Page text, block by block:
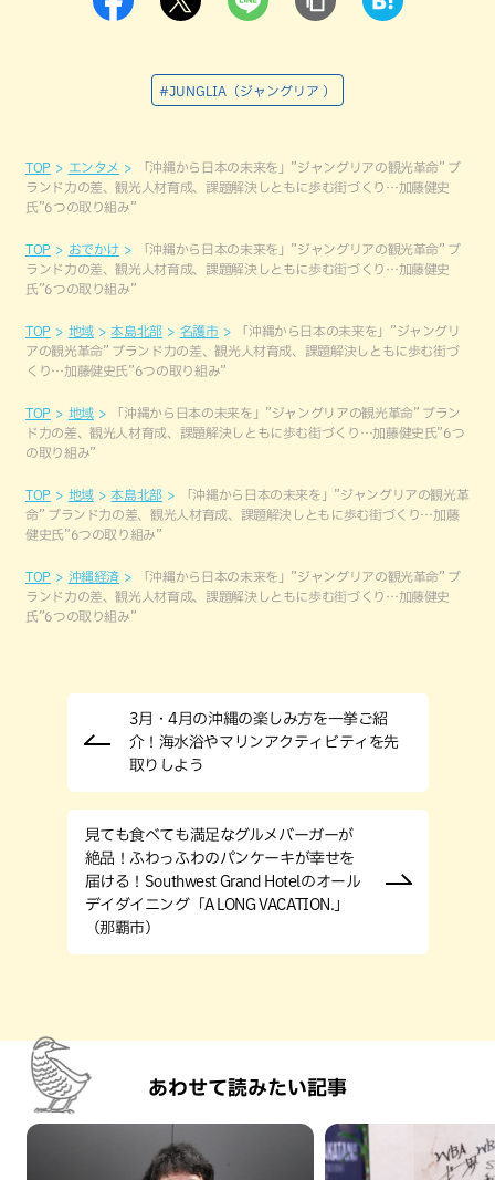
#JUNGLIA（ジャングリア ）
TOP エンタメ
「沖縄から日本の未来を」”ジャングリアの観光革命” ブ
ランド力の差、観光人材育成、課題解決しともに歩む街づくり…加藤健史
氏”6つの取り組み”
TOP おでかけ
「沖縄から日本の未来を」”ジャングリアの観光革命” ブ
ランド力の差、観光人材育成、課題解決しともに歩む街づくり…加藤健史
氏”6つの取り組み”
TOP 地域 本島北部 名護市
「沖縄から日本の未来を」”ジャングリ
アの観光革命” ブランド力の差、観光人材育成、課題解決しともに歩む街づ
くり…加藤健史氏”6つの取り組み”
TOP 地域
「沖縄から日本の未来を」”ジャングリアの観光革命” ブラン
ド力の差、観光人材育成、課題解決しともに歩む街づくり…加藤健史氏”6つ
の取り組み”
TOP 地域 本島北部
「沖縄から日本の未来を」”ジャングリアの観光革
命” ブランド力の差、観光人材育成、課題解決しともに歩む街づくり…加藤
健史氏”6つの取り組み”
TOP 沖縄経済
「沖縄から日本の未来を」”ジャングリアの観光革命” ブ
ランド力の差、観光人材育成、課題解決しともに歩む街づくり…加藤健史
氏”6つの取り組み”
3月・4月の沖縄の楽しみ方を一挙ご紹
介！海水浴やマリンアクティビティを先
取りしよう
見ても食べても満足なグルメバーガーが
絶品！ふわっふわのパンケーキが幸せを
届ける！Southwest Grand Hotelのオール
デイダイニング「A LONG VACATION.」
（那覇市）
あわせて読みたい記事